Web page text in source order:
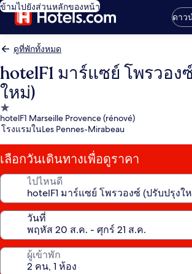
ข้ามไปยังส่วนหลักของหน้า
ดาว
ดูที่พักทั้งหมด
hotelF1 มาร์แซย์ โพรวอง
ใหม่)
ที่พัก
1.0
hotelF1 Marseille Provence (rénové)
โรงแรมในLes Pennes-Mirabeau
เลือกวันเดินทางเพื่อดูราคา
ไปไหนดี
วันที่
ผู้เข้าพัก